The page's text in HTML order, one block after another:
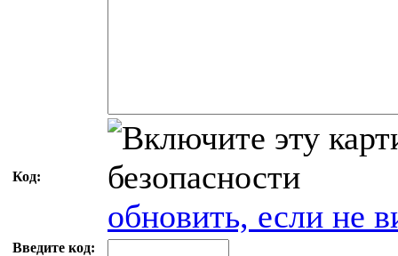
Код:
обновить, если не
Введите код: